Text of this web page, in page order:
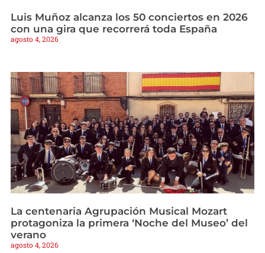
Luis Muñoz alcanza los 50 conciertos en 2026
con una gira que recorrerá toda España
agosto 4, 2026
La centenaria Agrupación Musical Mozart
protagoniza la primera ‘Noche del Museo’ del
verano
agosto 4, 2026